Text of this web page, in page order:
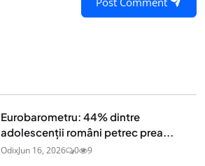
Eurobarometru: 44% dintre
adolescenţii români petrec prea...
OdixJun 16, 2026 0 9